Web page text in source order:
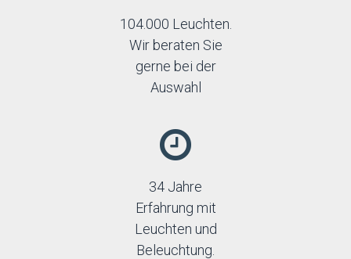
104.000 Leuchten.
Wir beraten Sie
gerne bei der
Auswahl
34 Jahre
Erfahrung mit
Leuchten und
Beleuchtung.